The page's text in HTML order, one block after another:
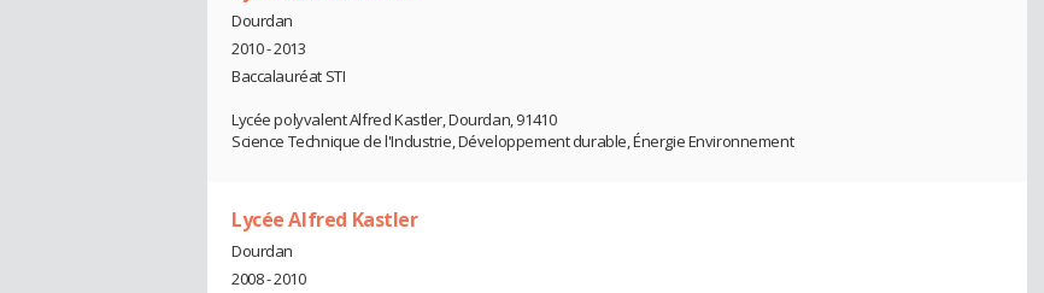
Dourdan
2010 - 2013
Baccalauréat STI
Lycée polyvalent Alfred Kastler, Dourdan, 91410
Science Technique de l'Industrie, Développement durable, Énergie Environnement
Lycée Alfred Kastler
Dourdan
2008 - 2010